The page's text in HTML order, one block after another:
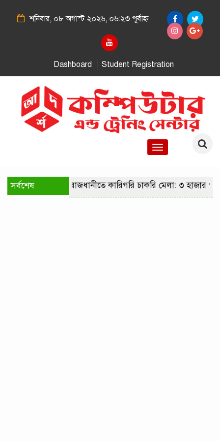
শনিবার, ০৮ অগাস্ট ২০২৬, ০৬:২৩ পূর্বাহ্ন
Dashboard Student Registration
Toggle
সর্বশেষ রাজধানীতে কারিগরি চাকরি মেলা: ৩ হাজার